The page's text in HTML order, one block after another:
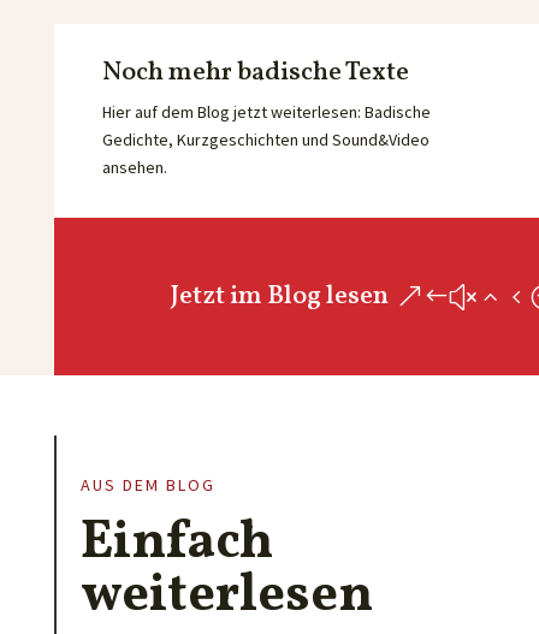
Noch mehr badische Texte
Hier auf dem Blog jetzt weiterlesen: Badische
Gedichte, Kurzgeschichten und Sound&Video
ansehen.
Jetzt im Blog lesen
AUS DEM BLOG
Einfach
weiterlesen